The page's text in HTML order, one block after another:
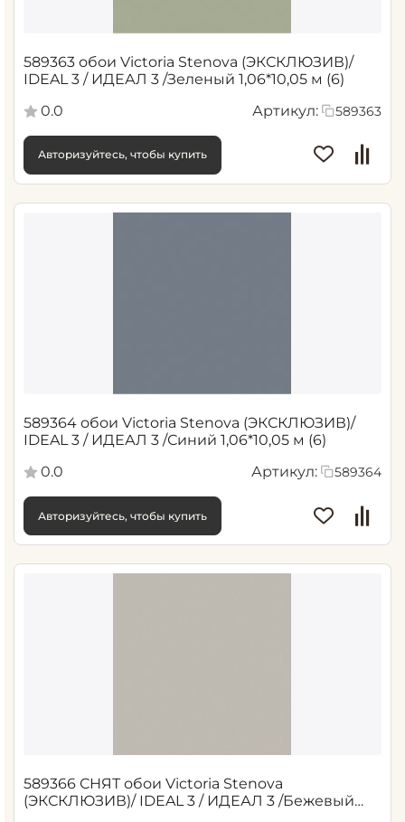
589363 обои Victoria Stenova (ЭКСКЛЮЗИВ)/
IDEAL 3 / ИДЕАЛ 3 /Зеленый 1,06*10,05 м (6)
0.0
Артикул: 589363
Авторизуйтесь, чтобы купить
589364 обои Victoria Stenova (ЭКСКЛЮЗИВ)/
IDEAL 3 / ИДЕАЛ 3 /Синий 1,06*10,05 м (6)
0.0
Артикул: 589364
Авторизуйтесь, чтобы купить
589366 СНЯТ обои Victoria Stenova
(ЭКСКЛЮЗИВ)/ IDEAL 3 / ИДЕАЛ 3 /Бежевый